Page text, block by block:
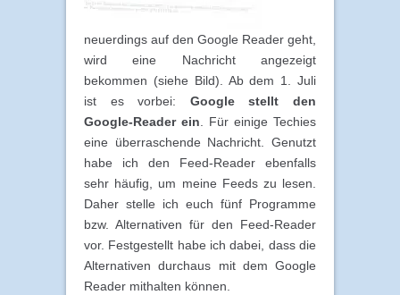
neuerdings auf den Google Reader geht,
wird eine Nachricht angezeigt
bekommen (siehe Bild). Ab dem 1. Juli
ist es vorbei: Google stellt den
Google-Reader ein. Für einige Techies
eine überraschende Nachricht. Genutzt
habe ich den Feed-Reader ebenfalls
sehr häufig, um meine Feeds zu lesen.
Daher stelle ich euch fünf Programme
bzw. Alternativen für den Feed-Reader
vor. Festgestellt habe ich dabei, dass die
Alternativen durchaus mit dem Google
Reader mithalten können.